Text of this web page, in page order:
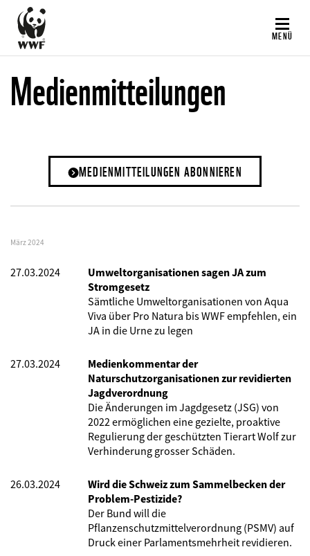
Direkt
zum
Inhalt
MENÜ
Medienmitteilungen
MEDIENMITTEILUNGEN ABONNIEREN
März 2024
27.03.2024
Umweltorganisationen sagen JA zum
Stromgesetz
Sämtliche Umweltorganisationen von Aqua
Viva über Pro Natura bis WWF empfehlen, ein
JA in die Urne zu legen
27.03.2024
Medienkommentar der
Naturschutzorganisationen zur revidierten
Jagdverordnung
Die Änderungen im Jagdgesetz (JSG) von
2022 ermöglichen eine gezielte, proaktive
Regulierung der geschützten Tierart Wolf zur
Verhinderung grosser Schäden.
26.03.2024
Wird die Schweiz zum Sammelbecken der
Problem-Pestizide?
Der Bund will die
Pflanzenschutzmittelverordnung (PSMV) auf
Druck einer Parlamentsmehrheit revidieren.